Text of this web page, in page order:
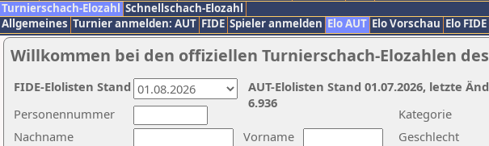
Turnierschach-Elozahl Schnellschach-Elozahl
Allgemeines Turnier anmelden: AUT FIDE Spieler anmelden Elo AUT Elo Vorschau Elo FIDE
Willkommen bei den offiziellen Turnierschach-Elozahlen des
Nachname
Vorname
Kategorie
Personennummer
Geschlecht
AUT-Elolisten Stand 01.07.2026, letzte
6.936
FIDE-Elolisten Stand